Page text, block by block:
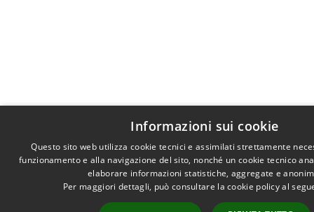
Informazioni sui cookie
Questo sito web utilizza cookie tecnici e assimilati strettamente
funzionamento e alla navigazione del sito, nonché un cookie tecnico
elaborare informazioni statistiche, aggregate e
Per maggiori dettagli, può consultare la cookie policy al